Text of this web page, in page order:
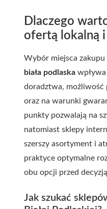
Dlaczego
ofertą lokalną i
Wybór miejsca zakupu
biała podlaska
doradztwa, możliwość
oraz na warunki
punkty pozwalają na
natomiast sklepy
szerszy asortyment i
praktyce optymalne
obu opcji przed
Jak szukać